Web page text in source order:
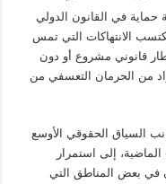
حماية في القانون الدولي
الانتهاكات التي تمس
قانوني مشروع أو دون
من الحرمان التعسفي من
السياق الحقوقي الأوسع
إلى استمرار
في بعض المناطق التي